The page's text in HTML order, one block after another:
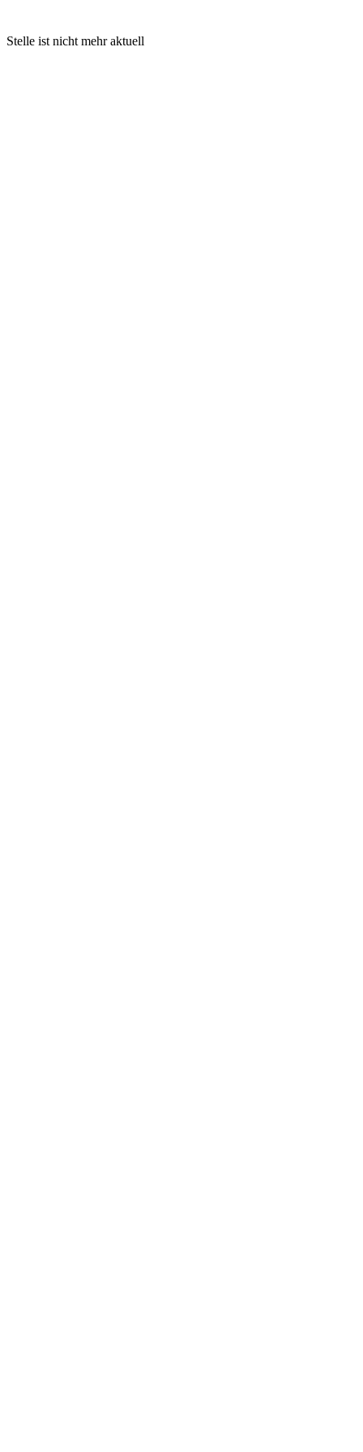
Stelle ist nicht mehr aktuell